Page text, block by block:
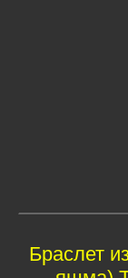
Браслет